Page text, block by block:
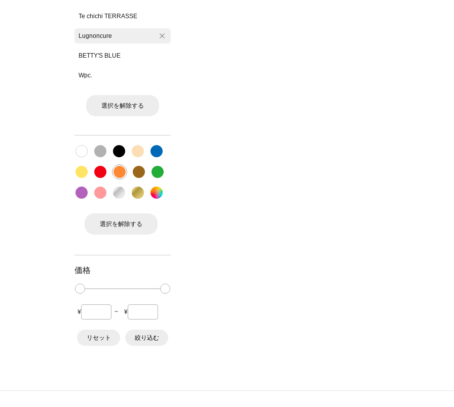
Te chichi TERRASSE
Lugnoncure
BETTY'S BLUE
Wpc.
選択を解除する
選択を解除する
価格
¥ ~ ¥
リセット 絞り込む